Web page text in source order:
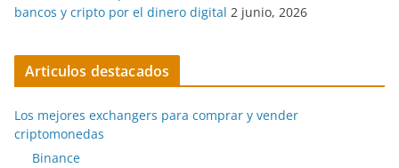
bancos y cripto por el dinero digital 2 junio, 2026
Articulos destacados
Los mejores exchangers para comprar y vender
criptomonedas
Binance